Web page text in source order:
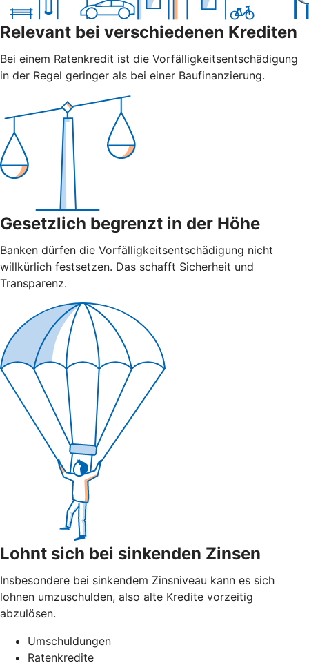
Relevant bei verschiedenen Krediten
Bei einem Ratenkredit ist die Vorfälligkeitsentschädigung
in der Regel geringer als bei einer Baufinanzierung.
Gesetzlich begrenzt in der Höhe
Banken dürfen die Vorfälligkeitsentschädigung nicht
willkürlich festsetzen. Das schafft Sicherheit und
Transparenz.
Lohnt sich bei sinkenden Zinsen
Insbesondere bei sinkendem Zinsniveau kann es sich
lohnen umzuschulden, also alte Kredite vorzeitig
abzulösen.
Umschuldungen
Ratenkredite